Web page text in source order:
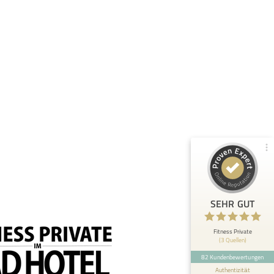
SEHR GUT
Fitness Private
(3 Quellen)
82 Kundenbewertungen
Authentizität
Blick aufs ProvenExpert-Profil werfen
Anonym
Ich bin rundum mit der Behandlung zufrieden!
Schon beim ersten Termin bei Marius hab ich
mich gut aufgehoben...